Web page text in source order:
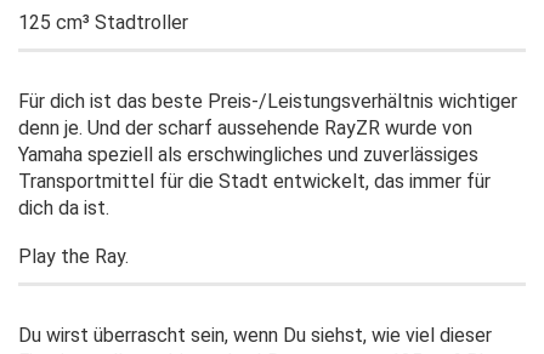
125 cm³ Stadtroller
Für dich ist das beste Preis-/Leistungsverhältnis wichtiger
denn je. Und der scharf aussehende RayZR wurde von
Yamaha speziell als erschwingliches und zuverlässiges
Transportmittel für die Stadt entwickelt, das immer für
dich da ist.
Play the Ray.
Du wirst überrascht sein, wenn Du siehst, wie viel dieser